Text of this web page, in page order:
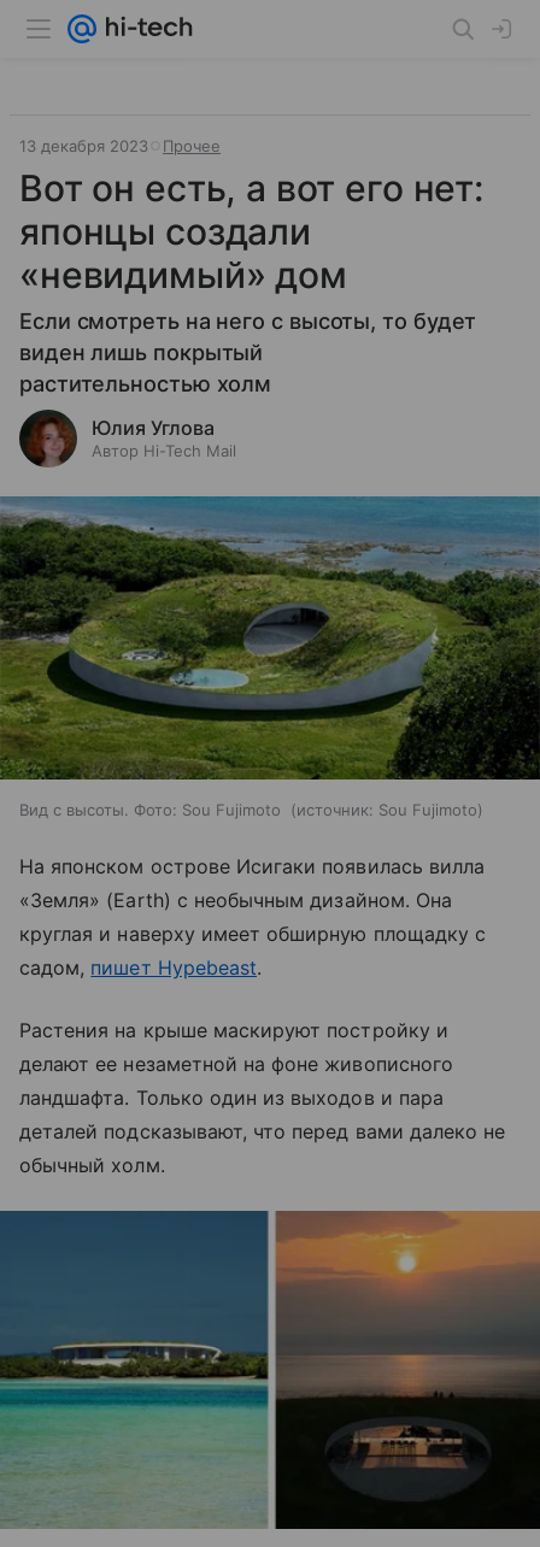
13 декабря 2023 Прочее
Вот он есть, а вот его нет:
японцы создали
«невидимый» дом
Если смотреть на него с высоты, то будет
виден лишь покрытый
растительностью холм
Юлия Углова
Автор Hi-Tech Mail
Вид с высоты. Фото: Sou Fujimoto источник: Sou Fujimoto
На японском острове Исигаки появилась вилла
«Земля» (Earth) с необычным дизайном. Она
круглая и наверху имеет обширную площадку с
садом, пишет Hypebeast.
Растения на крыше маскируют постройку и
делают ее незаметной на фоне живописного
ландшафта. Только один из выходов и пара
деталей подсказывают, что перед вами далеко не
обычный холм.